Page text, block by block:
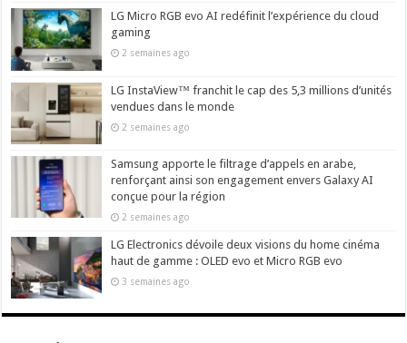
LG Micro RGB evo AI redéfinit l’expérience du cloud
gaming
2 semaines ago
LG InstaView™ franchit le cap des 5,3 millions d’unités
vendues dans le monde
2 semaines ago
Samsung apporte le filtrage d’appels en arabe,
renforçant ainsi son engagement envers Galaxy AI
conçue pour la région
2 semaines ago
LG Electronics dévoile deux visions du home cinéma
haut de gamme : OLED evo et Micro RGB evo
3 semaines ago